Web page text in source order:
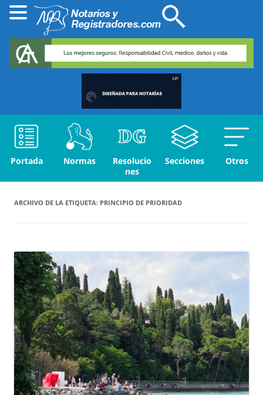
Portada Normas
Resolucio
nes
Secciones Otros
ARCHIVO DE LA ETIQUETA: PRINCIPIO DE PRIORIDAD